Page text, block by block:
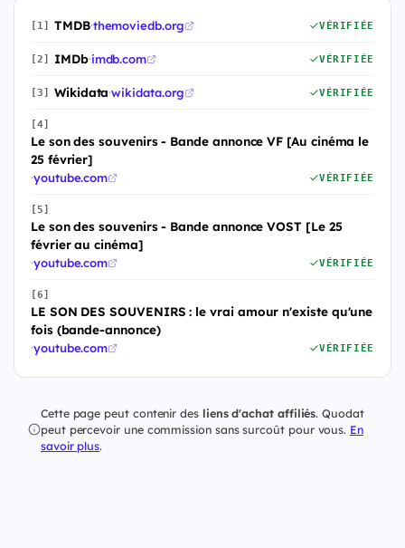
[1] TMDB·themoviedb.org VÉRIFIÉE
[2] IMDb·imdb.com VÉRIFIÉE
[3] Wikidata·wikidata.org VÉRIFIÉE
[4]
Le son des souvenirs - Bande annonce VF [Au cinéma le
25 février]
·youtube.com VÉRIFIÉE
[5]
Le son des souvenirs - Bande annonce VOST [Le 25
février au cinéma]
·youtube.com VÉRIFIÉE
[6]
LE SON DES SOUVENIRS : le vrai amour n'existe qu'une
fois (bande-annonce)
·youtube.com VÉRIFIÉE
Cette page peut contenir des liens d'achat affiliés. Quodat
peut percevoir une commission sans surcoût pour vous. En
savoir plus.